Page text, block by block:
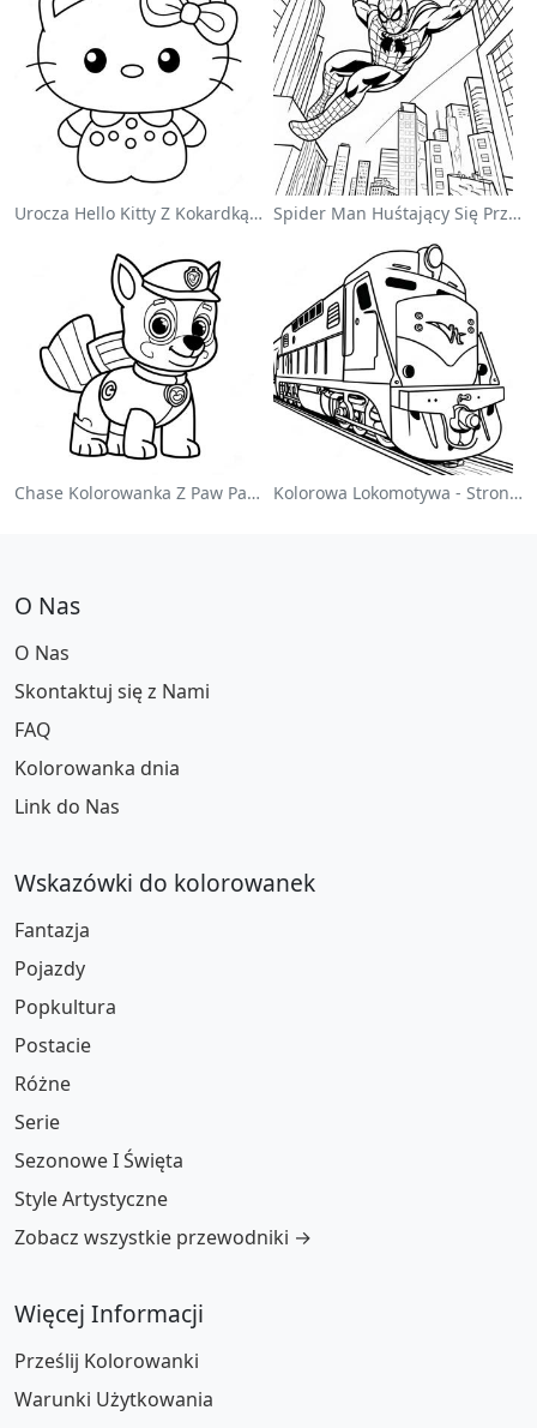
Urocza Hello Kitty Z Kokardką - Kolorowanka Spider Man Huśtający Się Przez Miasto - Kolorowanka
Chase Kolorowanka Z Paw Patrol Kolorowa Lokomotywa - Strona Do Kolorowania
O Nas
O Nas
Skontaktuj się z Nami
FAQ
Kolorowanka dnia
Link do Nas
Wskazówki do kolorowanek
Fantazja
Pojazdy
Popkultura
Postacie
Różne
Serie
Sezonowe I Święta
Style Artystyczne
Zobacz wszystkie przewodniki →
Więcej Informacji
Prześlij Kolorowanki
Warunki Użytkowania